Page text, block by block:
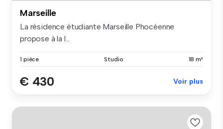
Marseille
La résidence étudiante Marseille Phocéenne
propose à la l...
1 pièce Studio 18 m²
€ 430 Voir plus